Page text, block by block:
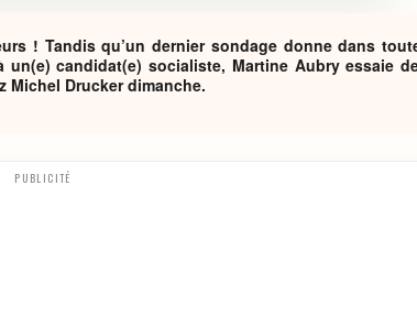
! Tandis qu’un dernier sondage donne dans
candidat(e) socialiste, Martine Aubry essaie
Michel Drucker dimanche.
PUBLICITÉ